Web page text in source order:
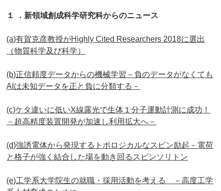
１ ．新領域創成科学研究科からのニュース
(a)有賀克彦教授がHighly Cited Researchers 2018に選出
（物質科学及び科学）
(b)正信頼度データからの機械学習－負のデータがなくても
AIは未知データを正と負に分類する－
(c)ケタ違いに低いX線露光で生体１分子運動計測に成功！
－超高精度装置開発が加速し利用拡大へ－
(d)強誘電体から発現するトポロジカルなスピン励起－電荷
と格子が強く結合した場を動き回るスピンソリトン
(e)工学系大学院生の就職・採用活動を考える －高度工学